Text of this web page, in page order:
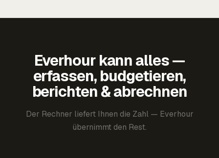
Everhour kann alles —
erfassen, budgetieren,
berichten & abrechnen
Der Rechner liefert Ihnen die Zahl — Everhour
übernimmt den Rest.